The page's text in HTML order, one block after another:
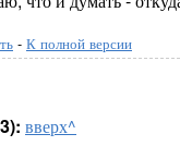
- К полной версии
вверх^